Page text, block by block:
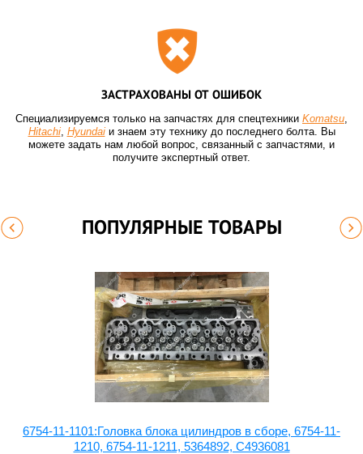
ЗАСТРАХОВАНЫ ОТ ОШИБОК
Специализируемся только на запчастях для спецтехники Komatsu,
Hitachi, Hyundaiи знаем эту технику до последнего болта. Вы
можете задать нам любой вопрос, связанный с запчастями, и
получите экспертный ответ.
ПОПУЛЯРНЫЕ ТОВАРЫ
6754-11-1101:Головка блока цилиндров в сборе, 6754-11-
1210, 6754-11-1211, 5364892, C4936081